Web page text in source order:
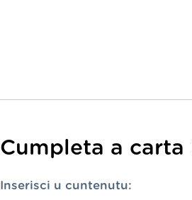
Cumpleta a carta
Inserisci u cuntenutu: